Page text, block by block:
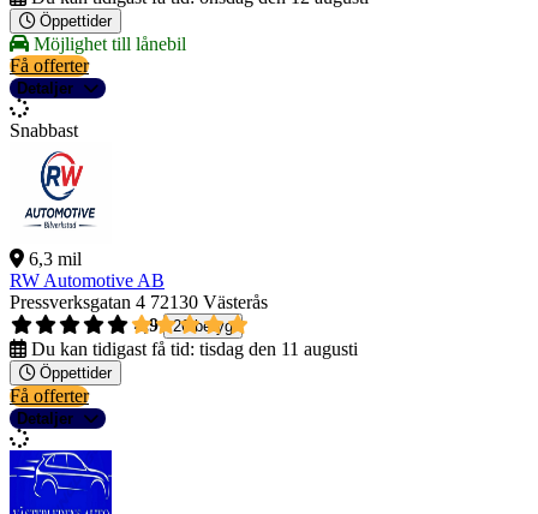
Öppettider
Möjlighet till lånebil
Få offerter
Detaljer
Snabbast
6,3 mil
RW Automotive AB
Pressverksgatan 4 72130 Västerås
4,9
26 betyg
Du kan tidigast få tid: tisdag den 11 augusti
Öppettider
Få offerter
Detaljer